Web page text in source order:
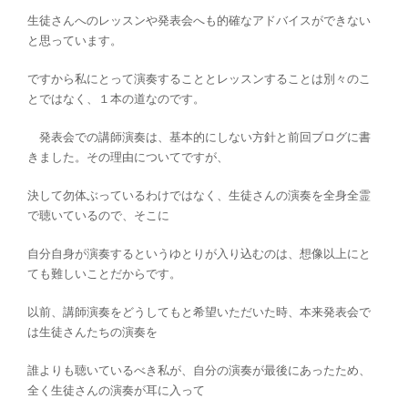
生徒さんへのレッスンや発表会へも的確なアドバイスができない
と思っています。
ですから私にとって演奏することとレッスンすることは別々のこ
とではなく、１本の道なのです。
発表会での講師演奏は、基本的にしない方針と前回ブログに書
きました。その理由についてですが、
決して勿体ぶっているわけではなく、生徒さんの演奏を全身全霊
で聴いているので、そこに
自分自身が演奏するというゆとりが入り込むのは、想像以上にと
ても難しいことだからです。
以前、講師演奏をどうしてもと希望いただいた時、本来発表会で
は生徒さんたちの演奏を
誰よりも聴いているべき私が、自分の演奏が最後にあったため、
全く生徒さんの演奏が耳に入って